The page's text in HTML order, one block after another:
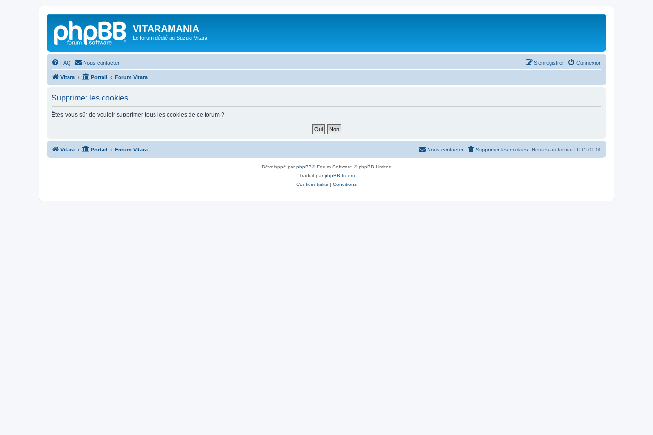
VITARAMANIA
Le forum dédié au Suzuki Vitara
FAQ Nous contacter Connexion
S’enregistrer
Vitara Portail Forum Vitara
Supprimer les cookies
Êtes-vous sûr de vouloir supprimer tous les cookies de ce forum ?
Vitara Portail Forum Vitara Heures au format UTC+01:00
Supprimer les cookies
Nous contacter
Développé parphpBB® Forum Software © phpBB Limited
Traduit parphpBB-fr.com
Confidentialité | Conditions